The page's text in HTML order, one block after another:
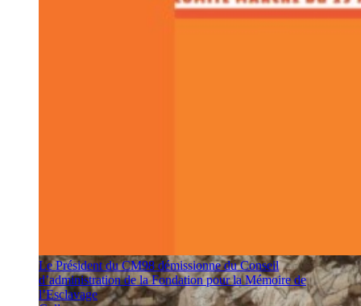
Le Président du CM98 démissionne du Conseil
d’administration de la Fondation pour la Mémoire de
l’Esclavage